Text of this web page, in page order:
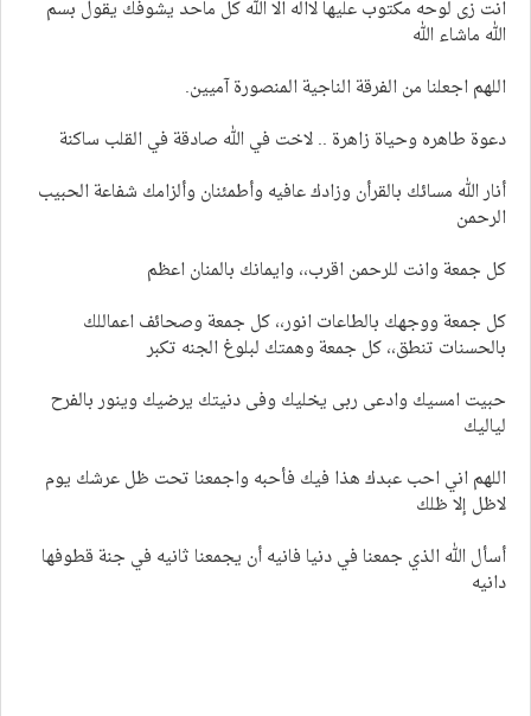
انت زى لوحه مكتوب عليها لااله الا الله كل ماحد يشوفك يقول بسم
الله ماشاء الله
اللهم اجعلنا من الفرقة الناجية المنصورة آميين.
دعوة طاهره وحياة زاهرة .. لاخت في الله صادقة في القلب ساكنة
أنار الله مسائك بالقرأن وزادك عافيه وأطمئنان وألزامك شفاعة الحبيب
الرحمن
كل جمعة وانت للرحمن اقرب،، وايمانك بالمنان اعظم
كل جمعة ووجهك بالطاعات انور،، كل جمعة وصحائف اعماللك
بالحسنات تنطق،، كل جمعة وهمتك لبلوغ الجنه تكبر
حبيت امسيك وادعى ربى يخليك وفى دنيتك يرضيك وينور بالفرح
لياليك
اللهم اني احب عبدك هذا فيك فأحبه واجمعنا تحت ظل عرشك يوم
لاظل إلا ظلك
أسأل الله الذي جمعنا في دنيا فانيه أن يجمعنا ثانيه في جنة قطوفها
دانيه